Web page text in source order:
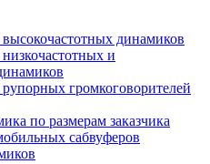
динамиков
и
громкоговорителей
по размерам заказчика
сабвуферов